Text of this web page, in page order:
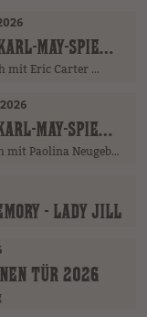
UNSERE KARL-MAY-SPIELE DARSTELLER (2)
mit Eric Carter …
UNSERE KARL-MAY-SPIELE DARSTELLER (1)
Im Gespräch mit Paolina Neugebauer …
- LADY JILL
TÜR 2026